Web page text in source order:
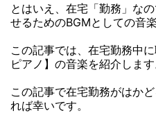
とはいえ、在宅「勤務」な
せるためのBGMとしての音
この記事では、在宅勤務中
ピアノ】の音楽を紹介します
この記事で在宅勤務がはか
れば幸いです。